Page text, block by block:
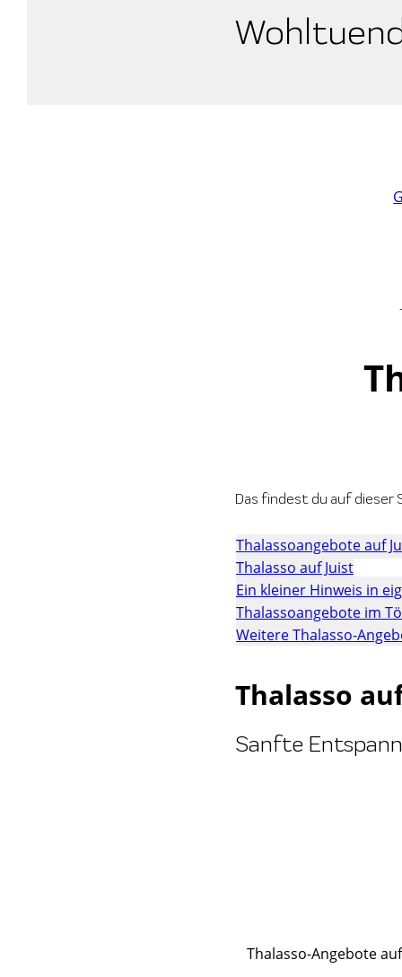
Das findest du auf dieser
Thalassoangebote auf
Thalasso auf Juist
Ein kleiner Hinweis in
Thalassoangebote im
Weitere Thalasso-
Thalasso
Sanfte
Thalasso-Angebote